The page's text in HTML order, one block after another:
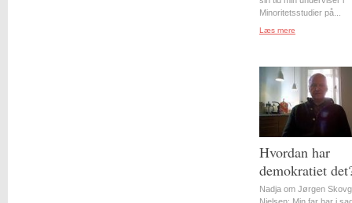
Minoritetsstudier på...
Læs mere
Hvordan har
demokratiet
Nadja om Jørgen